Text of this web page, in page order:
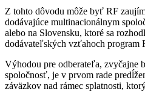
Z tohto dôvodu môže byť RF
dodávajúce multinacionálnym
alebo na Slovensku, ktoré sa
dodávateľských vzťahoch program
Výhodou pre odberateľa, zvyčajne
spoločnosť, je v prvom rade
záväzkov nad rámec splatnosti,